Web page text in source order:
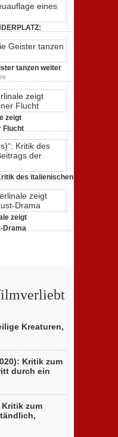
unverständlich,
zur
dreht
zu
BERLIN
ALEXANDERPLATZ:
Neuauflage
eines
Jahrhundertwerks
tanzen weiter
zu
Filmkritik
SIBERIA:
Die
Geister
tanzen
weiter
zeigt
Flucht
„Saudi
Runaway“:
Berlinale
Handydokumentation
einer
des italienischen
D’Innocenzo
zu
„Favolacce
(Bad
Tales)“:
Kritik
des
zeigt
Drama
Kreaturen,
Kritik zum
durch ein
Kritik zum